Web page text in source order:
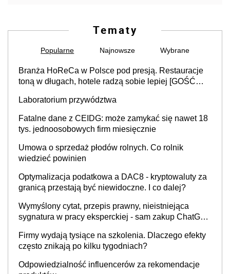
Tematy
Popularne Najnowsze Wybrane
Branża HoReCa w Polsce pod presją. Restauracje
toną w długach, hotele radzą sobie lepiej [GOŚĆ
Laboratorium przywództwa
Fatalne dane z CEIDG: może zamykać się nawet 18
tys. jednoosobowych firm miesięcznie
Umowa o sprzedaż płodów rolnych. Co rolnik
wiedzieć powinien
Optymalizacja podatkowa a DAC8 - kryptowaluty za
granicą przestają być niewidoczne. I co dalej?
Wymyślony cytat, przepis prawny, nieistniejąca
sygnatura w pracy eksperckiej - sam zakup ChatGPT
Firmy wydają tysiące na szkolenia. Dlaczego efekty
często znikają po kilku tygodniach?
Odpowiedzialność influencerów za rekomendacje